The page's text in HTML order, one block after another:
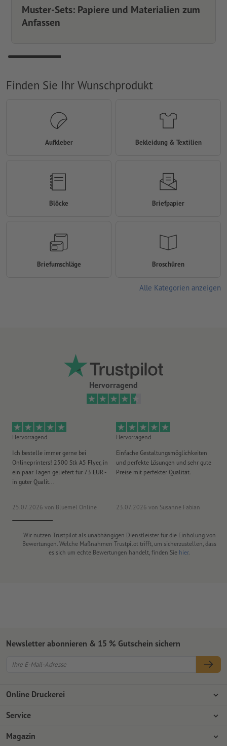
Muster-Sets: Papiere und Materialien zum
Anfassen
Hervorragend
Hervorragend
Ich bestelle immer gerne bei
Onlineprinters! 2500 Stk A5 Flyer, in
ein paar Tagen geliefert für 73 EUR -
in guter Qualit...
25.07.2026 von Bluemel Online
Hervorragend
Einfache Gestaltungsmöglichkeiten
und perfekte Lösungen und sehr gute
Preise mit perfekter Qualität.
23.07.2026 von Susanne Fabian
Wir nutzen Trustpilot als unabhängigen Dienstleister für die Einholung von
Bewertungen. Welche Maßnahmen Trustpilot trifft, um sicherzustellen, dass
es sich um echte Bewertungen handelt, finden Sie hier.
Finden Sie Ihr Wunschprodukt
Aufkleber Bekleidung & Textilien
Blöcke Briefpapier
Briefumschläge Broschüren
Alle Kategorien anzeigen
Online Druckerei
Über Onlineprinters
Presse
Service
Zahlungsarten
Magazin
Newsletter abonnieren & 15 % Gutschein sichern